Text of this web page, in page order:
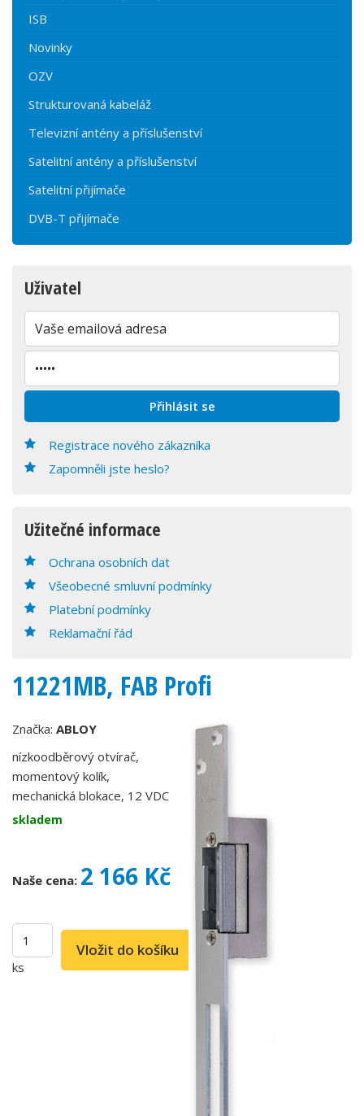
ISB
Novinky
OZV
Strukturovaná kabeláž
Televizní antény a příslušenství
Satelitní antény a příslušenství
Satelitní přijímače
DVB-T přijímače
Uživatel
Registrace nového zákazníka
Zapomněli jste heslo?
Užitečné informace
Ochrana osobních dat
Všeobecné smluvní podmínky
Platební podmínky
Reklamační řád
11221MB, FAB Profi
Značka: ABLOY
nízkoodběrový otvírač,
momentový kolík,
mechanická blokace, 12 VDC
skladem
Naše cena: 2 166 Kč
ks